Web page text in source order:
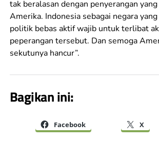
tak beralasan dengan penyerangan
Amerika. Indonesia sebagai negara
politik bebas aktif wajib untuk terlibat
peperangan tersebut. Dan semoga
sekutunya hancur”.
Bagikan ini:
Facebook X